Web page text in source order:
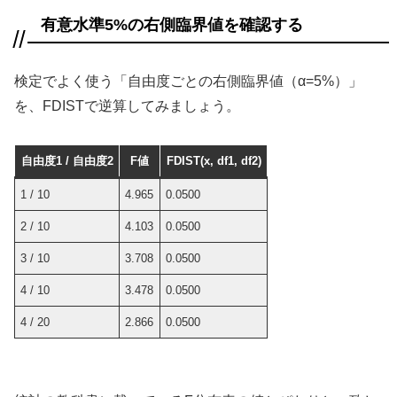
有意水準5%の右側臨界値を確認する
検定でよく使う「自由度ごとの右側臨界値（α=5%）」
を、FDISTで逆算してみましょう。
自由度1 / 自由度2 F値 FDIST(x, df1, df2)
1 / 10 4.965 0.0500
2 / 10 4.103 0.0500
3 / 10 3.708 0.0500
4 / 10 3.478 0.0500
4 / 20 2.866 0.0500